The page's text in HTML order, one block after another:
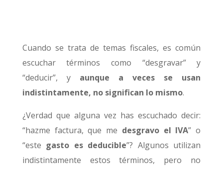
Cuando se trata de temas fiscales, es común
escuchar términos como “desgravar” y
“deducir”, y aunque a veces se usan
indistintamente, no significan lo mismo.
¿Verdad que alguna vez has escuchado decir:
“hazme factura, que me desgravo el IVA” o
“este gasto es deducible”? Algunos utilizan
indistintamente estos términos, pero no